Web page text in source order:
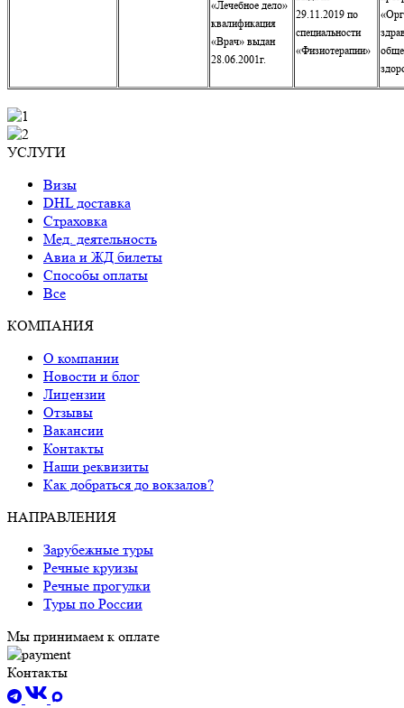
«Лечебное дело»
квалификация
«Врач» выдан
28.06.2001г.
29.11.2019 по
специальности
«Физиотерапии»
УСЛУГИ
Визы
DHL доставка
Страховка
Мед. деятельность
Авиа и ЖД билеты
Способы оплаты
Все
КОМПАНИЯ
О компании
Новости и блог
Лицензии
Отзывы
Вакансии
Контакты
Наши реквизиты
Как добраться до вокзалов?
НАПРАВЛЕНИЯ
Зарубежные туры
Речные круизы
Речные прогулки
Туры по России
Мы принимаем к оплате
Контакты